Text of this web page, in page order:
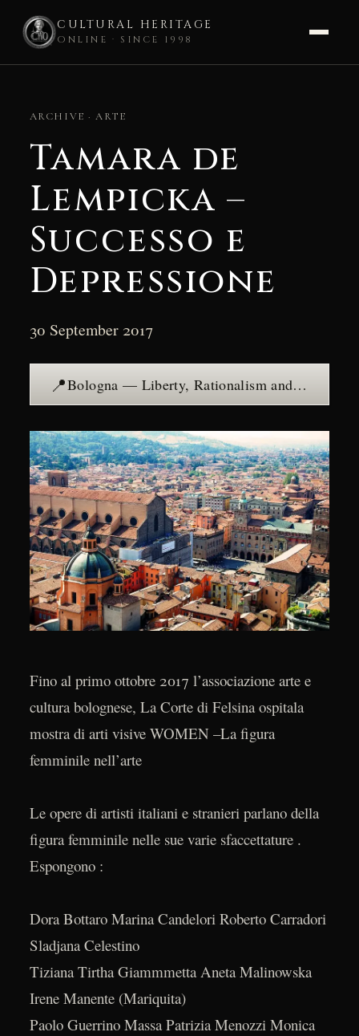
CULTURAL HERITAGE
ONLINE · SINCE 1998
contentARCHIVE · ARTE
Tamara de
Lempicka –
Successo e
Depressione
30 September 2017
📍 Bologna — Liberty, Rationalism and a City of Porticoes — see the place →
Fino al primo ottobre 2017 l’associazione arte e
cultura bolognese, La Corte di Felsina ospitala
mostra di arti visive WOMEN –La figura
femminile nell’arte
Le opere di artisti italiani e stranieri parlano della
figura femminile nelle sue varie sfaccettature .
Espongono :
Dora Bottaro Marina Candelori Roberto Carradori
Sladjana Celestino
Tiziana Tirtha Giammmetta Aneta Malinowska
Irene Manente (Mariquita)
Paolo Guerrino Massa Patrizia Menozzi Monica